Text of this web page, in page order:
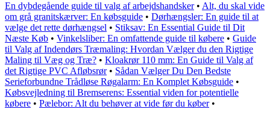
En dybdegående guide til valg af arbejdshandsker• Alt, du skal vide
om grå granitskærver: En købsguide • Dørhængsler: En guide til at
vælge det rette dørhængsel • Stiksav: En Essential Guide til Dit
Næste Køb • Vinkelsliber: En omfattende guide til købere • Guide
til Valg af Indendørs Træmaling: Hvordan Vælger du den Rigtige
Maling til Væg og Træ? • Kloakrør 110 mm: En Guide til Valg af
det Rigtige PVC Afløbsrør• Sådan Vælger Du Den Bedste
Serieforbundne Trådløse Røgalarm: En Komplet Købsguide •
Købsvejledning til Bremserens: Essential viden for potentielle
købere • Pælebor: Alt du behøver at vide før du køber•